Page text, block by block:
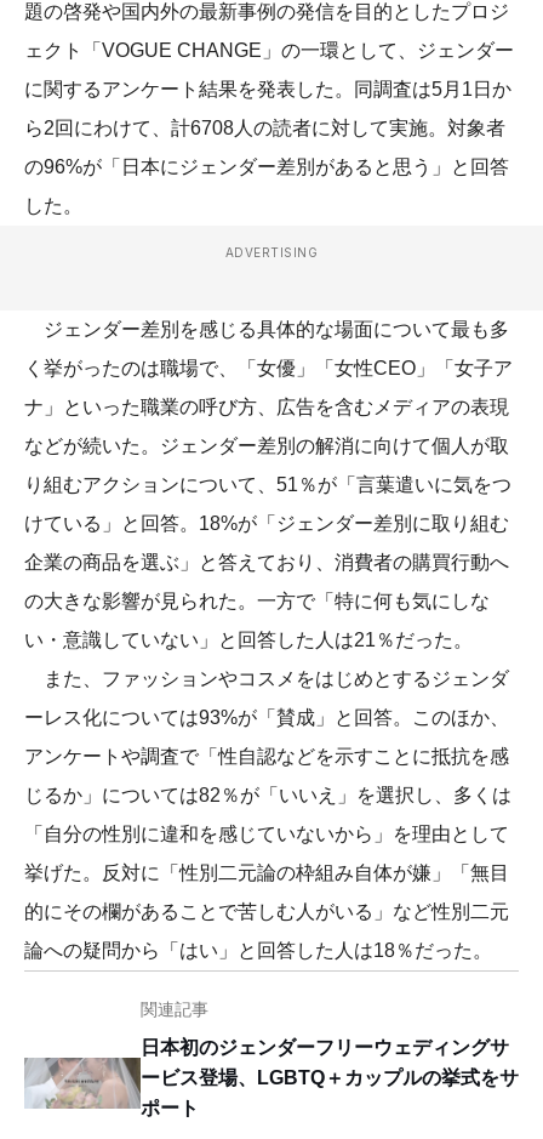
題の啓発や国内外の最新事例の発信を目的としたプロジ
ェクト「VOGUE CHANGE」の一環として、ジェンダー
に関するアンケート結果を発表した。同調査は5月1日か
ら2回にわけて、計6708人の読者に対して実施。対象者
の96%が「日本にジェンダー差別があると思う」と回答
した。
ADVERTISING
ジェンダー差別を感じる具体的な場面について最も多
く挙がったのは職場で、「女優」「女性CEO」「女子ア
ナ」といった職業の呼び方、広告を含むメディアの表現
などが続いた。ジェンダー差別の解消に向けて個人が取
り組むアクションについて、51％が「言葉遣いに気をつ
けている」と回答。18%が「ジェンダー差別に取り組む
企業の商品を選ぶ」と答えており、消費者の購買行動へ
の大きな影響が見られた。一方で「特に何も気にしな
い・意識していない」と回答した人は21％だった。
また、ファッションやコスメをはじめとするジェンダ
ーレス化については93%が「賛成」と回答。このほか、
アンケートや調査で「性自認などを示すことに抵抗を感
じるか」については82％が「いいえ」を選択し、多くは
「自分の性別に違和を感じていないから」を理由として
挙げた。反対に「性別二元論の枠組み自体が嫌」「無目
的にその欄があることで苦しむ人がいる」など性別二元
論への疑問から「はい」と回答した人は18％だった。
関連記事
日本初のジェンダーフリーウェディングサ
ービス登場、LGBTQ＋カップルの挙式をサ
ポート